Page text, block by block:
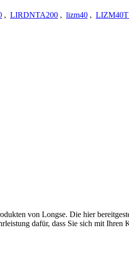
, LIRDNTA200 , lizm40 ,
von Longse. Die hier
dafür, dass Sie sich mit Ihren